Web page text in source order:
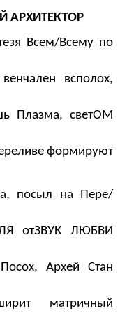
АРХИТЕКТОР
Всем/Всему по
всполох,
Плазма, светОМ
формируют
посыл на Пере/
отЗВУК ЛЮБВИ
Архей Стан
матричный